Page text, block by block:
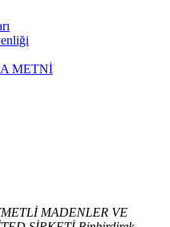
METNİ
MADENLER VE